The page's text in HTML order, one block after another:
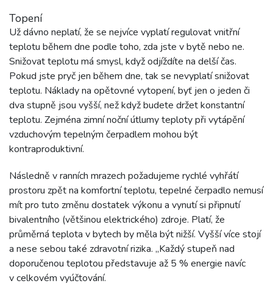
Topení
Už dávno neplatí, že se nejvíce vyplatí regulovat vnitřní
teplotu během dne podle toho, zda jste v bytě nebo ne.
Snižovat teplotu má smysl, když odjíždíte na delší čas.
Pokud jste pryč jen během dne, tak se nevyplatí snižovat
teplotu. Náklady na opětovné vytopení, byť jen o jeden či
dva stupně jsou vyšší, než když budete držet konstantní
teplotu. Zejména zimní noční útlumy teploty při vytápění
vzduchovým tepelným čerpadlem mohou být
kontraproduktivní.
Následně v ranních mrazech požadujeme rychlé vyhřátí
prostoru zpět na komfortní teplotu, tepelné čerpadlo nemusí
mít pro tuto změnu dostatek výkonu a vynutí si připnutí
bivalentního (většinou elektrického) zdroje. Platí, že
průměrná teplota v bytech by měla být nižší. Vyšší více stojí
a nese sebou také zdravotní rizika. „Každý stupeň nad
doporučenou teplotou představuje až 5 % energie navíc
v celkovém vyúčtování.